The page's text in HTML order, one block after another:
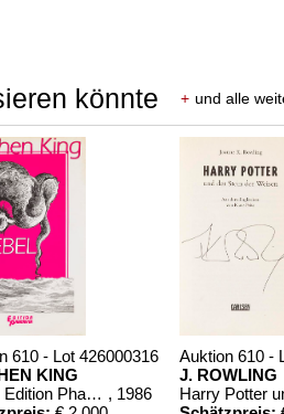
könnte + und alle
610 - Lot 426000316
KING
Nebel. Edition Phantasia , 1986
Auktion 610 -
J. ROWLING